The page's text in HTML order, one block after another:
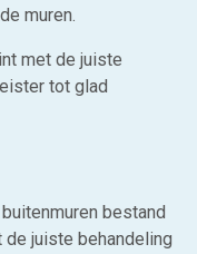
muren.
met de juiste
tot glad
bestand
juiste behandeling